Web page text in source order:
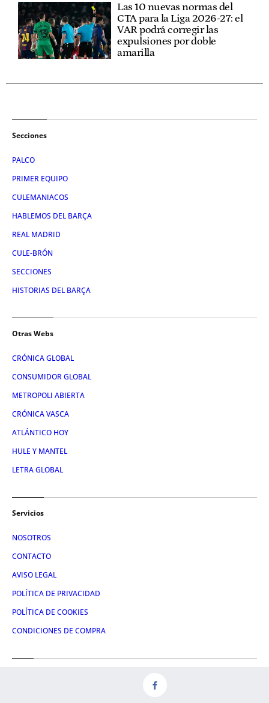
Las 10 nuevas normas del
CTA para la Liga 2026-27: el
VAR podrá corregir las
expulsiones por doble
amarilla
Secciones
PALCO
PRIMER EQUIPO
CULEMANIACOS
HABLEMOS DEL BARÇA
REAL MADRID
CULE-BRÓN
SECCIONES
HISTORIAS DEL BARÇA
Otras Webs
CRÓNICA GLOBAL
CONSUMIDOR GLOBAL
METROPOLI ABIERTA
CRÓNICA VASCA
ATLÁNTICO HOY
HULE Y MANTEL
LETRA GLOBAL
Servicios
NOSOTROS
CONTACTO
AVISO LEGAL
POLÍTICA DE PRIVACIDAD
POLÍTICA DE COOKIES
CONDICIONES DE COMPRA